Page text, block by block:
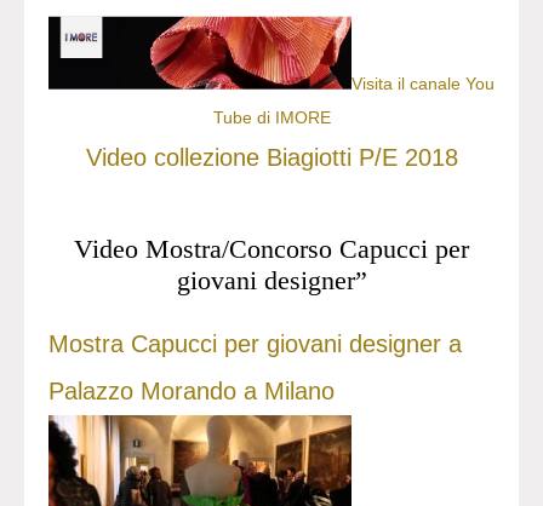
Visita il canale You
Tube di IMORE
Video collezione Biagiotti P/E 2018
Video Mostra/Concorso Capucci per
giovani designer”
Mostra Capucci per giovani designer a
Palazzo Morando a Milano